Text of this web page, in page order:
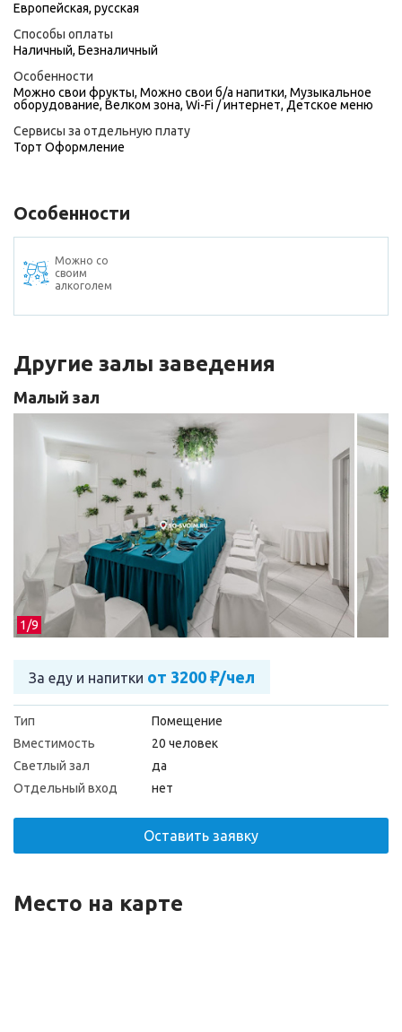
Европейская, русская
Способы оплаты
Наличный, Безналичный
Особенности
Можно свои фрукты, Можно свои б/а напитки, Музыкальное
оборудование, Велком зона, Wi-Fi / интернет, Детское меню
Сервисы за отдельную плату
Торт Оформление
Особенности
Можно со
своим
алкоголем
Другие залы заведения
1/9
Малый зал
За еду и напитки от 3200 ₽/чел
Тип
Помещение
Вместимость
20 человек
Светлый зал
да
Отдельный вход
нет
Оставить заявку
Место на карте